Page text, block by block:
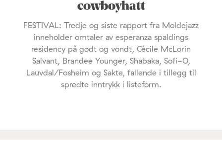
cowboyhatt
FESTIVAL: Tredje og siste rapport fra Moldejazz
inneholder omtaler av esperanza spaldings
residency på godt og vondt, Cécile McLorin
Salvant, Brandee Younger, Shabaka, Sofi-O,
Lauvdal/Fosheim og Sakte, fallende i tillegg til
spredte inntrykk i listeform.